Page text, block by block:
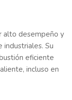
alto desempeño y
industriales. Su
eficiente
incluso en